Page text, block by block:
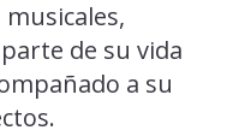
de su vida
a su